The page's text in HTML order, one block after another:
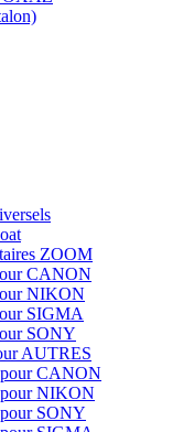
ZOOM
CANON
NIKON
SIGMA
SONY
AUTRES
CANON
NIKON
SONY